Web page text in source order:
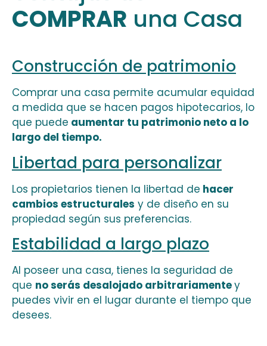
COMPRAR una Casa
Construcción de patrimonio
Comprar una casa permite acumular equidad
a medida que se hacen pagos hipotecarios, lo
que puede aumentar tu patrimonio neto a lo
largo del tiempo.
Libertad para personalizar
Los propietarios tienen la libertad de hacer
cambios estructurales y de diseño en su
propiedad según sus preferencias.
Estabilidad a largo plazo
Al poseer una casa, tienes la seguridad de
que no serás desalojado arbitrariamentey
puedes vivir en el lugar durante el tiempo que
desees.